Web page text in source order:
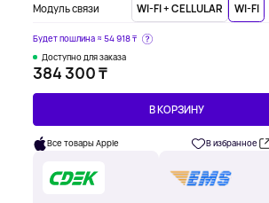
Модуль связи WI-FI + CELLULAR WI-FI
384 300 ₸
Доступно для заказа
Будет пошлина ≈ 54 918 ₸
В КОРЗИНУ
Все товары Apple В избранное